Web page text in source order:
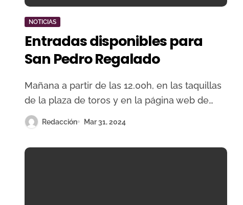
NOTICIAS
Entradas disponibles para
San Pedro Regalado
Mañana a partir de las 12.00h, en las taquillas
de la plaza de toros y en la página web de…
Redacción Mar 31, 2024